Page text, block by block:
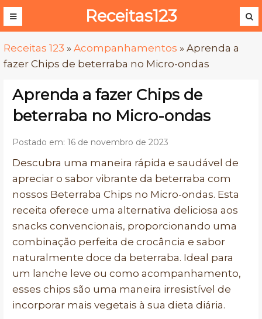
Receitas123
Receitas 123 » Acompanhamentos » Aprenda a
fazer Chips de beterraba no Micro-ondas
Aprenda a fazer Chips de
beterraba no Micro-ondas
Postado em: 16 de novembro de 2023
Descubra uma maneira rápida e saudável de
apreciar o sabor vibrante da beterraba com
nossos Beterraba Chips no Micro-ondas. Esta
receita oferece uma alternativa deliciosa aos
snacks convencionais, proporcionando uma
combinação perfeita de crocância e sabor
naturalmente doce da beterraba. Ideal para
um lanche leve ou como acompanhamento,
esses chips são uma maneira irresistível de
incorporar mais vegetais à sua dieta diária.